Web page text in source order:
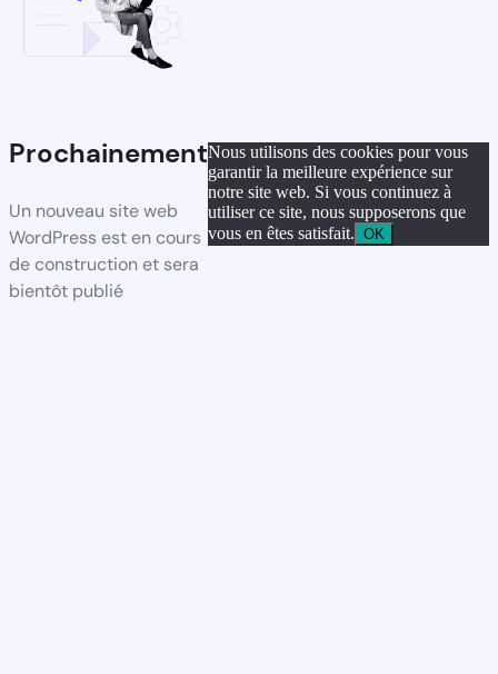
Prochainement
Un nouveau site web
WordPress est en cours
de construction et sera
bientôt publié
Nous utilisons des cookies pour vous
garantir la meilleure expérience sur
notre site web. Si vous continuez à
utiliser ce site, nous supposerons que
vous en êtes satisfait. OK